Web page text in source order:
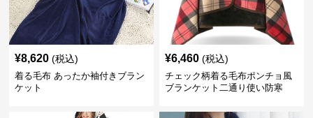
¥8,620 (税込)
着る毛布 あったか袖付きブラン
ケット
¥6,460 (税込)
チェック柄着る毛布ポンチョ風
ブランケット二通り使い防寒